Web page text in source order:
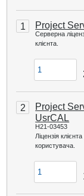
1 Project
Серверна
клієнта.
2
Project
UsrCAL
H21-03453
Ліцензія
користувача.